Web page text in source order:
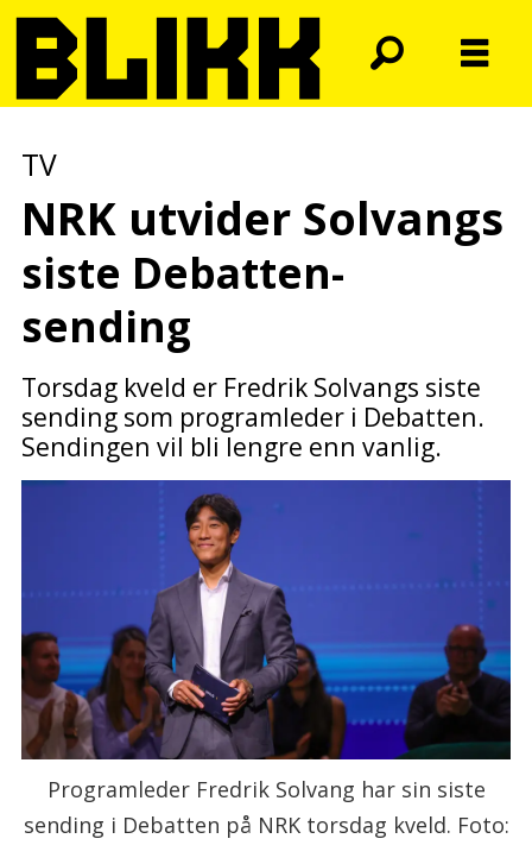
TV
NRK utvider Solvangs
siste Debatten-
sending
Torsdag kveld er Fredrik Solvangs siste
sending som programleder i Debatten.
Sendingen vil bli lengre enn vanlig.
Programleder Fredrik Solvang har sin siste
sending i Debatten på NRK torsdag kveld. Foto: